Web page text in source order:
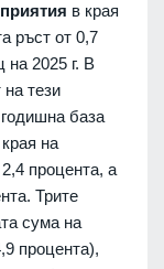
в края
ръст от 0,7
на 2025 г. В
тези
база
на
процента, а
Трите
сума на
процента),